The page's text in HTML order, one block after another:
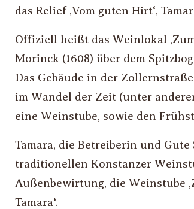
das Relief ‚Vom guten Hirt‘,
Offiziell heißt das Weinlokal
Morinck (1608) über dem
Das Gebäude in der
im Wandel der Zeit (unter
eine Weinstube, sowie den
Tamara, die Betreiberin und
traditionellen Konstanzer
Außenbewirtung, die Weinstube
Tamara‘.